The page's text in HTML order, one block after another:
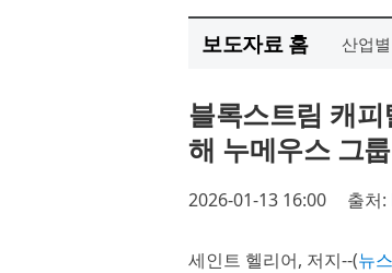
보도자료 홈 산업별
블록스트림 캐
해 누메우스 그
2026-01-13 16:00 출처:
세인트 헬리어, 저지--(뉴